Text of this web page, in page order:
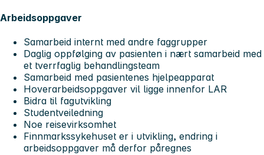
Arbeidsoppgaver
Samarbeid internt med andre faggrupper
Daglig oppfølging av pasienten i nært samarbeid med
et tverrfaglig behandlingsteam
Samarbeid med pasientenes hjelpeapparat
Hoverarbeidsoppgaver vil ligge innenfor LAR
Bidra til fagutvikling
Studentveiledning
Noe reisevirksomhet
Finnmarkssykehuset er i utvikling, endring i
arbeidsoppgaver må derfor påregnes